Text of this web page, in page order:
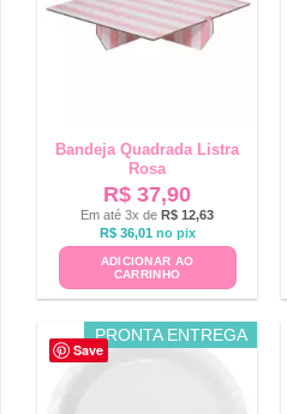
Bandeja Quadrada Listra
Rosa
R$ 37,90
Em até 3x de R$ 12,63
R$36,01 no pix
ADICIONAR AO
CARRINHO
Save
PRONTA ENTREGA